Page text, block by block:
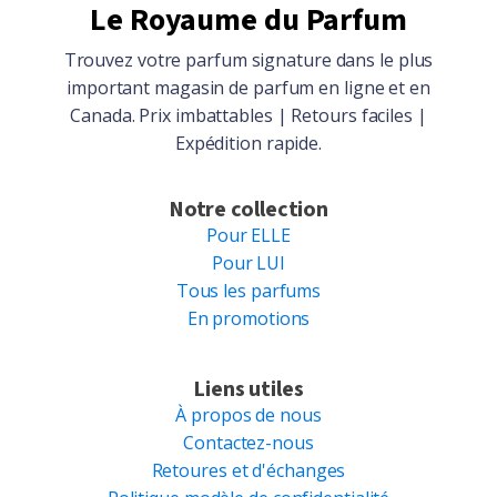
Le Royaume du Parfum
Trouvez votre parfum signature dans le plus
important magasin de parfum en ligne et en
Canada. Prix imbattables | Retours faciles |
Expédition rapide.
Notre collection
Pour ELLE
Pour LUI
Tous les parfums
En promotions
Liens utiles
À propos de nous
Contactez-nous
Retoures et d'échanges